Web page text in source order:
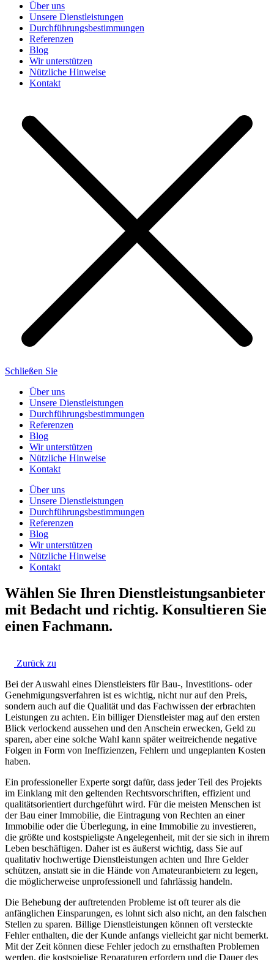
Über uns
Unsere Dienstleistungen
Durchführungsbestimmungen
Referenzen
Blog
Wir unterstützen
Nützliche Hinweise
Kontakt
Schließen Sie
Über uns
Unsere Dienstleistungen
Durchführungsbestimmungen
Referenzen
Blog
Wir unterstützen
Nützliche Hinweise
Kontakt
Über uns
Unsere Dienstleistungen
Durchführungsbestimmungen
Referenzen
Blog
Wir unterstützen
Nützliche Hinweise
Kontakt
Wählen Sie Ihren Dienstleistungsanbieter
mit Bedacht und richtig. Konsultieren Sie
einen Fachmann.
Zurück zu
Bei der Auswahl eines Dienstleisters für Bau-, Investitions- oder
Genehmigungsverfahren ist es wichtig, nicht nur auf den Preis,
sondern auch auf die Qualität und das Fachwissen der erbrachten
Leistungen zu achten. Ein billiger Dienstleister mag auf den ersten
Blick verlockend aussehen und den Anschein erwecken, Geld zu
sparen, aber eine solche Wahl kann später weitreichende negative
Folgen in Form von Ineffizienzen, Fehlern und ungeplanten Kosten
haben.
Ein professioneller Experte sorgt dafür, dass jeder Teil des Projekts
im Einklang mit den geltenden Rechtsvorschriften, effizient und
qualitätsorientiert durchgeführt wird. Für die meisten Menschen ist
der Bau einer Immobilie, die Eintragung von Rechten an einer
Immobilie oder die Überlegung, in eine Immobilie zu investieren,
die größte und kostspieligste Angelegenheit, mit der sie sich in ihrem
Leben beschäftigen. Daher ist es äußerst wichtig, dass Sie auf
qualitativ hochwertige Dienstleistungen achten und Ihre Gelder
schützen, anstatt sie in die Hände von Amateuranbietern zu legen,
die möglicherweise unprofessionell und fahrlässig handeln.
Die Behebung der auftretenden Probleme ist oft teurer als die
anfänglichen Einsparungen, es lohnt sich also nicht, an den falschen
Stellen zu sparen. Billige Dienstleistungen können oft versteckte
Fehler enthalten, die der Kunde anfangs vielleicht gar nicht bemerkt.
Mit der Zeit können diese Fehler jedoch zu ernsthaften Problemen
werden, die kostspielige Reparaturen erfordern und die Dauer des